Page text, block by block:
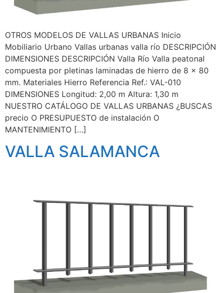
OTROS MODELOS DE VALLAS URBANAS Inicio
Mobiliario Urbano Vallas urbanas valla río DESCRIPCIÓN
DIMENSIONES DESCRIPCIÓN Valla Río Valla peatonal
compuesta por pletinas laminadas de hierro de 8 x 80
mm. Materiales Hierro Referencia Ref.: VAL-010
DIMENSIONES Longitud: 2,00 m Altura: 1,30 m
NUESTRO CATÁLOGO DE VALLAS URBANAS ¿BUSCAS
precio O PRESUPUESTO de instalación O
MANTENIMIENTO […]
VALLA SALAMANCA